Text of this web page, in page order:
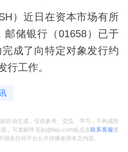
）近日在资本市场有所
邮储银行（01658）已于
成了向特定对象发行约
行工作。
自动生成，仅供参考、交流、学习，不构成投
，可发邮件至ljcj@leju.com或点击联系客服要
在任何平台公开传播使用本文内容。